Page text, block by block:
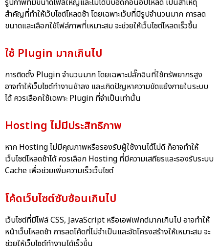
สำคัญที่ทำให้เว็บไซต์โหลดช้า โดยเฉพาะเว็บที่มีรูปจำนวนมาก การลด
ขนาดและเลือกใช้ไฟล์ภาพที่เหมาะสม จะช่วยให้เว็บไซต์โหลดเร็วขึ้น
ใช้ Plugin มากเกินไป
การติดตั้ง Plugin จำนวนมาก โดยเฉพาะปลั๊กอินที่ใช้ทรัพยากรสูง
อาจทำให้เว็บไซต์ทำงานช้าลง และเกิดปัญหาความขัดแย้งภายในระบบ
ได้ ควรเลือกใช้เฉพาะ Plugin ที่จำเป็นเท่านั้น
Hosting ไม่มีประสิทธิภาพ
หาก Hosting ไม่มีคุณภาพหรือรองรับผู้ใช้งานได้ไม่ดี ก็อาจทำให้
เว็บไซต์โหลดช้าได้ ควรเลือก Hosting ที่มีความเสถียรและรองรับระบบ
Cache เพื่อช่วยเพิ่มความเร็วเว็บไซต์
โค้ดเว็บไซต์ซับซ้อนเกินไป
เว็บไซต์ที่มีไฟล์ CSS, JavaScript หรือเอฟเฟกต์มากเกินไป อาจทำให้
หน้าเว็บโหลดช้า การลดโค้ดที่ไม่จำเป็นและจัดโครงสร้างให้เหมาะสม จะ
ช่วยให้เว็บไซต์ทำงานได้เร็วขึ้น